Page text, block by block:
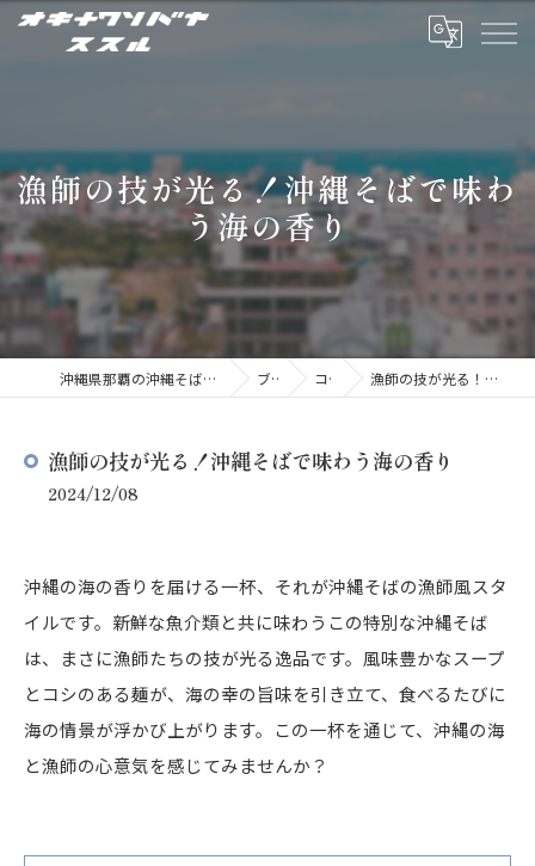
漁師の技が光る！沖縄そばで味わ
う海の香り
沖縄県那覇の沖縄そばならオキナワソバヤ ススル ブログ コラム 漁師の技が光る！沖縄そばで味わう海の香り
漁師の技が光る！沖縄そばで味わう海の香り
2024/12/08
沖縄の海の香りを届ける一杯、それが沖縄そばの漁師風スタ
イルです。新鮮な魚介類と共に味わうこの特別な沖縄そば
は、まさに漁師たちの技が光る逸品です。風味豊かなスープ
とコシのある麺が、海の幸の旨味を引き立て、食べるたびに
海の情景が浮かび上がります。この一杯を通じて、沖縄の海
と漁師の心意気を感じてみませんか？